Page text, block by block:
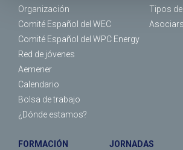
Organización
Comité Español del WEC
Comité Español del WPC Energy
Red de jóvenes
Aemener
Calendario
Bolsa de trabajo
¿Dónde estamos?
Tipos
FORMACIÓN JORNADAS